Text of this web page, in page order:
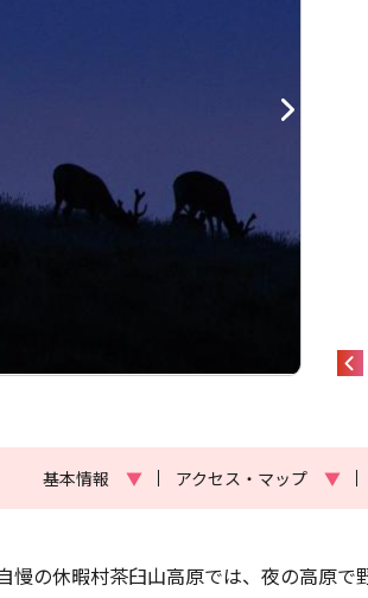
基本情報 ▼ アクセス・マップ ▼
慢の休暇村茶臼山高原では、夜の高原